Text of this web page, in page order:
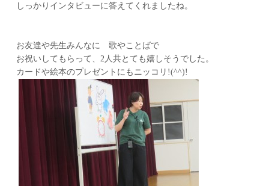
しっかりインタビューに答えてくれましたね。
お友達や先生みんなに 歌やことばで
お祝いしてもらって、2人共とても嬉しそうでした。
カードや絵本のプレゼントにもニッコリ!(^^)!